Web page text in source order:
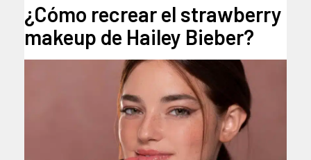
¿Cómo recrear el strawberry
makeup de Hailey Bieber?